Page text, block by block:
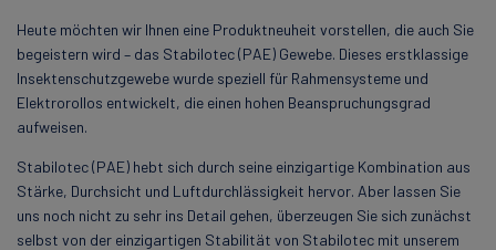
Heute möchten wir Ihnen eine Produktneuheit vorstellen, die auch Sie
begeistern wird – das Stabilotec (PAE) Gewebe. Dieses erstklassige
Insektenschutzgewebe wurde speziell für Rahmensysteme und
Elektrorollos entwickelt, die einen hohen Beanspruchungsgrad
aufweisen.
Stabilotec (PAE) hebt sich durch seine einzigartige Kombination aus
Stärke, Durchsicht und Luftdurchlässigkeit hervor. Aber lassen Sie
uns noch nicht zu sehr ins Detail gehen, überzeugen Sie sich zunächst
selbst von der einzigartigen Stabilität von Stabilotec mit unserem